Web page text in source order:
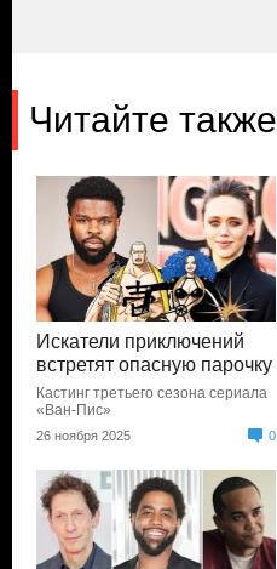
Читайте также
Искатели приключений
встретят опасную парочку
Кастинг третьего сезона сериала
«Ван-Пис»
26 ноября 2025 0